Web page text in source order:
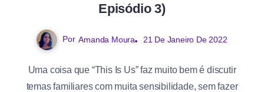
Episódio 3)
Por Amanda Moura 21 De Janeiro De 2022
Uma coisa que “This Is Us” faz muito bem é discutir
temas familiares com muita sensibilidade, sem fazer